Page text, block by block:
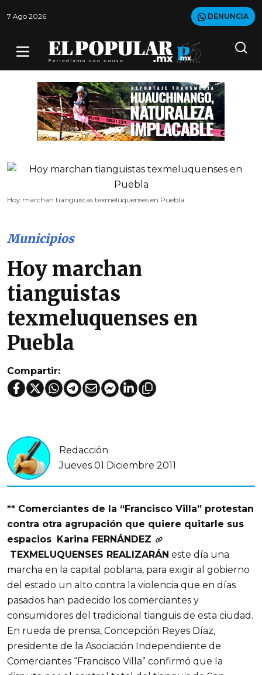
7 Ago 2026 DENUNCIA
Hoy marchan tianguistas texmeluquenses en Puebla
Municipios
Hoy marchan
tianguistas
texmeluquenses en
Puebla
Compartir:
Redacción
Jueves 01 Diciembre 2011
** Comerciantes de la “Francisco Villa” protestan
contra otra agrupación que quiere quitarle sus
espacios Karina FERNÁNDEZ
TEXMELUQUENSES REALIZARÁN este día una
marcha en la capital poblana, para exigir al gobierno
del estado un alto contra la violencia que en días
pasados han padecido los comerciantes y
consumidores del tradicional tianguis de esta ciudad.
En rueda de prensa, Concepción Reyes Díaz,
presidente de la Asociación Independiente de
Comerciantes “Francisco Villa” confirmó que la